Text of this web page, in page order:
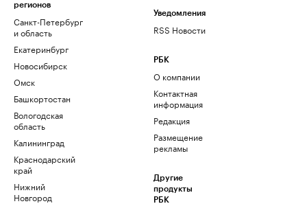
регионов
Санкт-Петербург
и область
Екатеринбург
Новосибирск
Омск
Башкортостан
Вологодская
область
Калининград
Краснодарский
край
Нижний
Новгород
Уведомления
RSS Новости
РБК
О компании
Контактная
информация
Редакция
Размещение
рекламы
Другие
продукты
РБК